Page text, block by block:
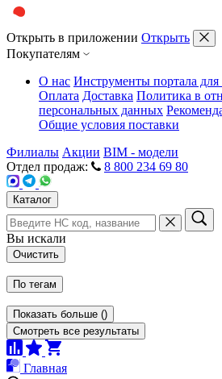
Открыть в приложении Открыть
Покупателям
О нас Инструменты портала для
Оплата Доставка Политика в
персональных данных
Общие условия поставки
Филиалы Акции BIM - модели
Отдел продаж:
8 800 234 69 80
Каталог
Вы искали
Очистить
По тегам
Показать больше ()
Смотреть все результаты
Главная